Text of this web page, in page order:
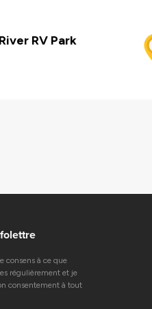
RV Park
consens à ce que
régulièrement et je
consentement à tout